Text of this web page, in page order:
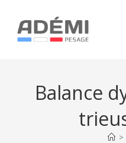
Balance
>